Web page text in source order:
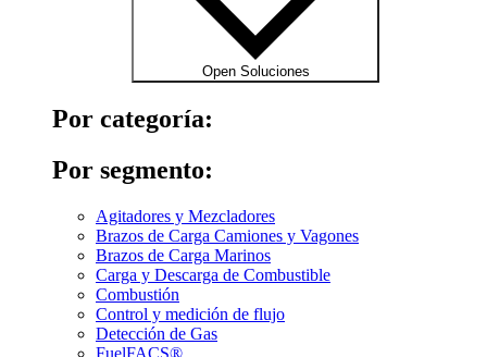
Open Soluciones
Por categoría:
Por segmento:
Agitadores y Mezcladores
Brazos de Carga Camiones y Vagones
Brazos de Carga Marinos
Carga y Descarga de Combustible
Combustión
Control y medición de flujo
Detección de Gas